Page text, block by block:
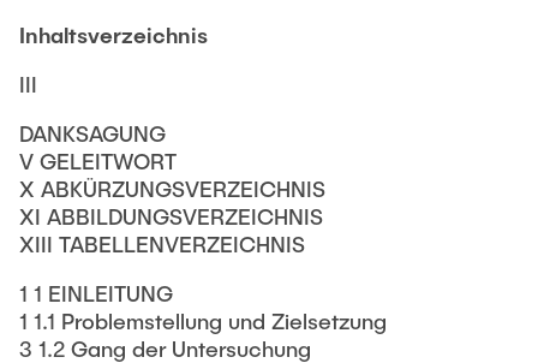
Inhaltsverzeichnis
III
DANKSAGUNG
V GELEITWORT
X ABKÜRZUNGSVERZEICHNIS
XI ABBILDUNGSVERZEICHNIS
XIII TABELLENVERZEICHNIS
1 1 EINLEITUNG
1 1.1 Problemstellung und Zielsetzung
3 1.2 Gang der Untersuchung